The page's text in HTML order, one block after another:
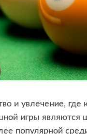
и увлечение,
игры являются
популярной